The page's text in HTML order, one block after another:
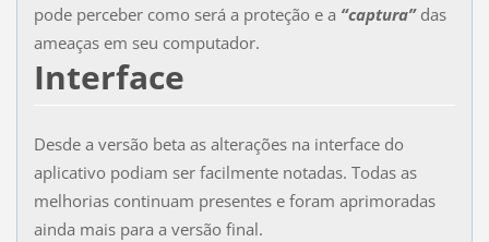
pode perceber como será a proteção e a “captura”das
ameaças em seu computador.
Interface
Desde a versão beta as alterações na interface do
aplicativo podiam ser facilmente notadas. Todas as
melhorias continuam presentes e foram aprimoradas
ainda mais para a versão final.